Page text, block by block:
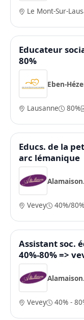
Le Mont-Sur-
Educateur
80%
Eben-
Lausanne 80%
Educs. de la
arc lémanique
Vevey 40%/80%
Assistant soc.
40%-80% =>
Vevey 40% -